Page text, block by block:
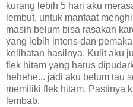
kurang lebih 5 hari aku
lembut, untuk manfaat
masih belum bisa rasakan
yang lebih intens dan
kelihatan hasilnya. Kulit aku
flek hitam yang harus
hehehe... jadi aku belum tau
memiliki flek hitam. Pastinya
lembab.